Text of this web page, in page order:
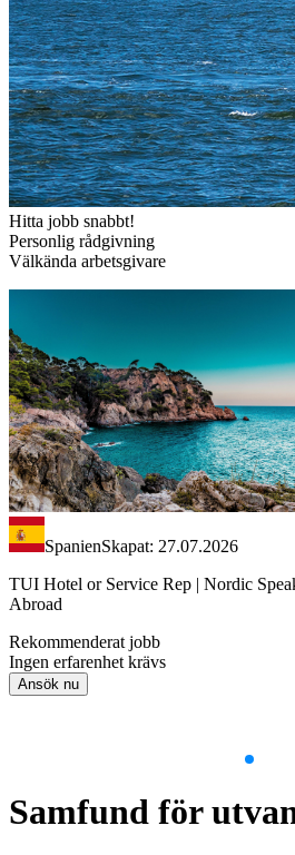
Hitta jobb snabbt!
Personlig rådgivning
Välkända arbetsgivare
SpanienSkapat: 27.07.2026
TUI Hotel or Service Rep | Nordic
Abroad
Rekommenderat jobb
Ingen erfarenhet krävs
Ansök nu
1
of
Samfund för